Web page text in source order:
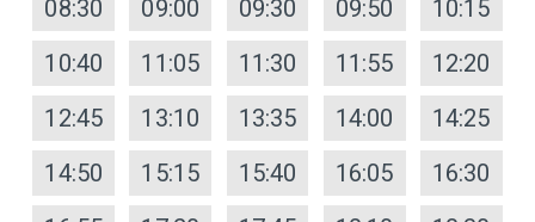
08:30
09:00 09:30 09:50
10:15
10:40
11:05 11:30 11:55
12:20
12:45
13:10 13:35 14:00
14:25
14:50
15:15 15:40 16:05
16:30